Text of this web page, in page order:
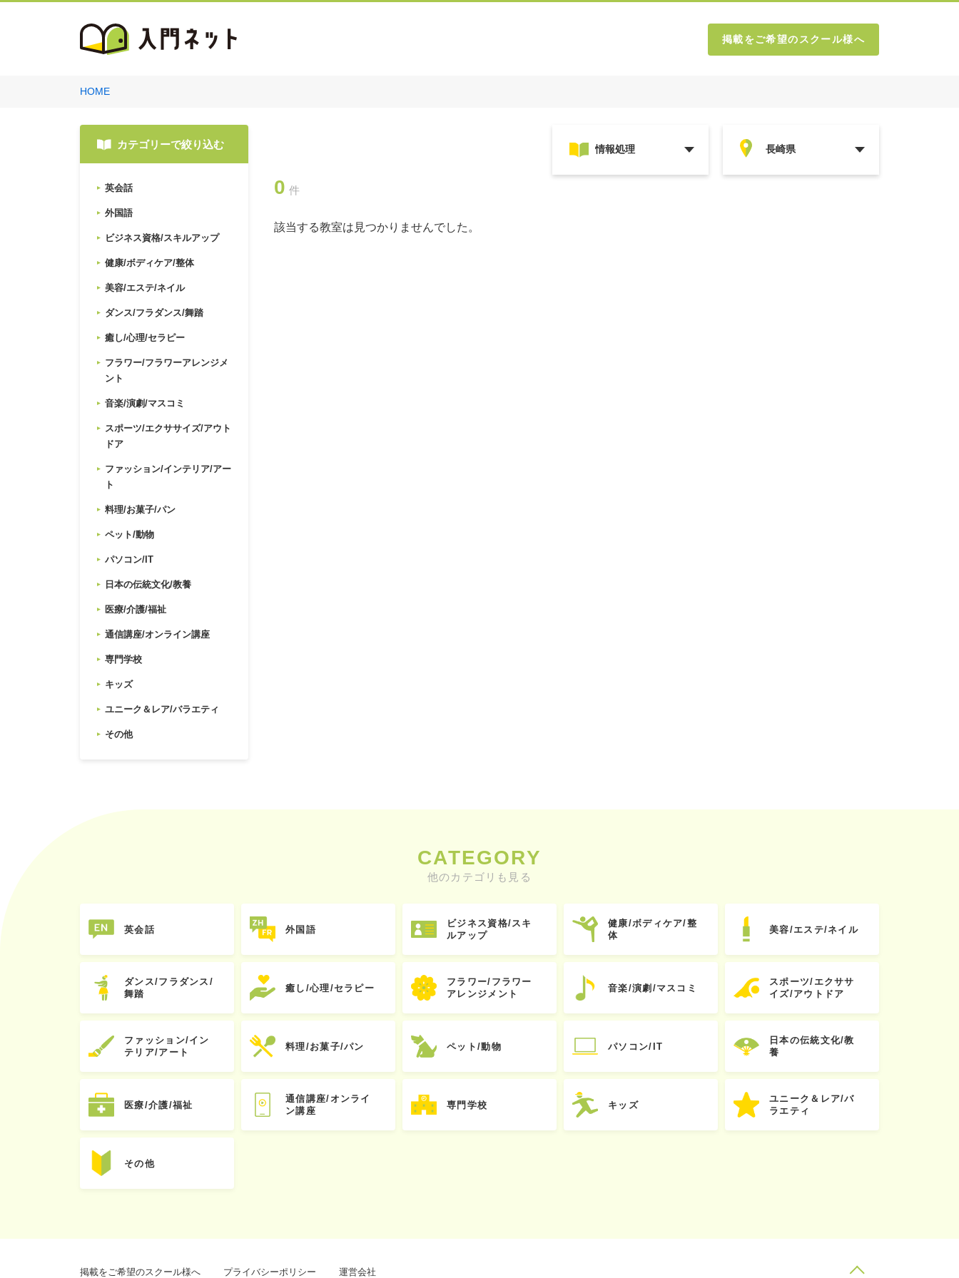
掲載をご希望のスクール様へ
HOME
カテゴリーで絞り込む
英会話
外国語
ビジネス資格/スキルアップ
健康/ボディケア/整体
美容/エステ/ネイル
ダンス/フラダンス/舞踏
癒し/心理/セラピー
フラワー/フラワーアレンジメ
ント
音楽/演劇/マスコミ
スポーツ/エクササイズ/アウト
ドア
ファッション/インテリア/アー
ト
料理/お菓子/パン
ペット/動物
パソコン/IT
日本の伝統文化/教養
医療/介護/福祉
通信講座/オンライン講座
専門学校
キッズ
ユニーク＆レア/バラエティ
その他
0 件
該当する教室は見つかりませんでした。
CATEGORY
他のカテゴリも見る
英会話 外国語
ビジネス資格/スキ
ルアップ
健康/ボディケア/整
体
美容/エステ/ネイル
ダンス/フラダンス/
舞踏
癒し/心理/セラピー
フラワー/フラワー
アレンジメント
音楽/演劇/マスコミ
スポーツ/エクササ
イズ/アウトドア
ファッション/イン
テリア/アート
料理/お菓子/パン ペット/動物 パソコン/IT
日本の伝統文化/教
養
医療/介護/福祉
通信講座/オンライ
ン講座
専門学校 キッズ
ユニーク＆レア/バ
ラエティ
その他
掲載をご希望のスクール様へ プライバシーポリシー 運営会社